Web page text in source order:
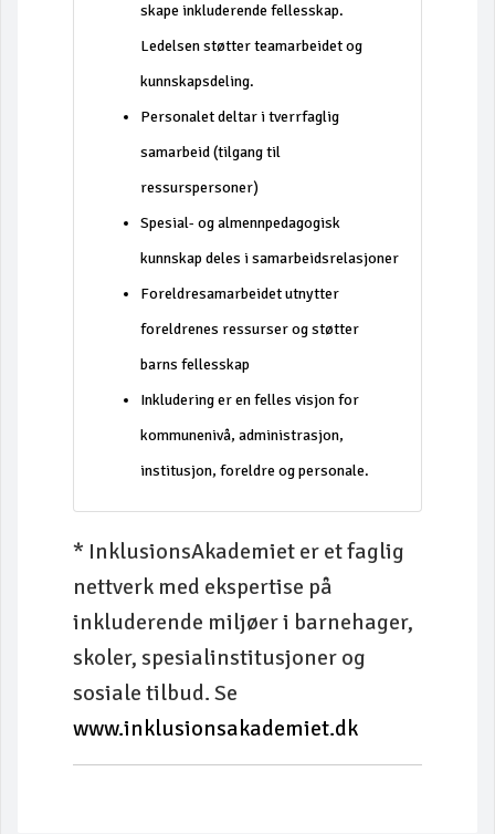
skape inkluderende fellesskap.
Ledelsen støtter teamarbeidet og
kunnskapsdeling.
Personalet deltar i tverrfaglig
samarbeid (tilgang til
ressurspersoner)
Spesial- og almennpedagogisk
kunnskap deles i samarbeidsrelasjoner
Foreldresamarbeidet utnytter
foreldrenes ressurser og støtter
barns fellesskap
Inkludering er en felles visjon for
kommunenivå, administrasjon,
institusjon, foreldre og personale.
* InklusionsAkademiet er et faglig
nettverk med ekspertise på
inkluderende miljøer i barnehager,
skoler, spesialinstitusjoner og
sosiale tilbud. Se
www.inklusionsakademiet.dk